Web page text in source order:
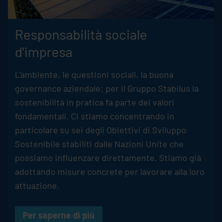
Responsabilità sociale
d'impresa
L'ambiente, le questioni sociali, la buona
governance aziendale: per il Gruppo Stabilus la
sostenibilità in pratica fa parte dei valori
fondamentali. Ci stiamo concentrando in
particolare su sei degli Obiettivi di Sviluppo
Sostenibile stabiliti dalle Nazioni Unite che
possiamo influenzare direttamente. Stiamo già
adottando misure concrete per lavorare alla loro
attuazione.
Per saperne di più